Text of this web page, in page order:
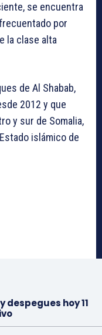
se encuentra
por
la clase alta
de Al Shabab,
2012 y que
y sur de Somalia,
islámico de
despegues hoy 11